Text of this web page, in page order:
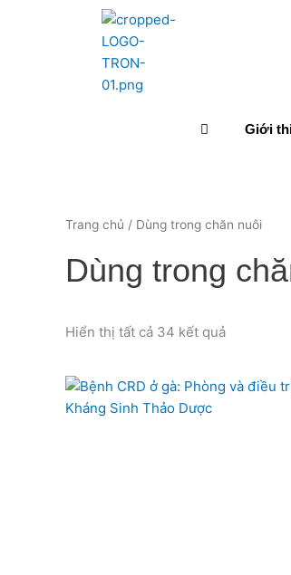
Giới
Trang chủ / Dùng trong chăn nuôi
Dùng trong
Hiển thị tất cả 34 kết quả